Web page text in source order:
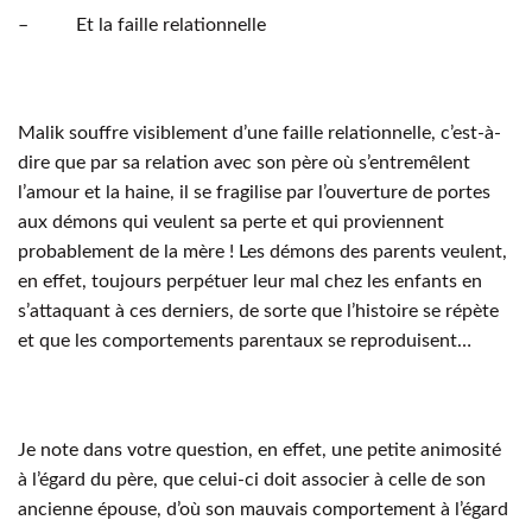
– Et la faille relationnelle
Malik souffre visiblement d’une faille relationnelle, c’est-à-
dire que par sa relation avec son père où s’entremêlent
l’amour et la haine, il se fragilise par l’ouverture de portes
aux démons qui veulent sa perte et qui proviennent
probablement de la mère ! Les démons des parents veulent,
en effet, toujours perpétuer leur mal chez les enfants en
s’attaquant à ces derniers, de sorte que l’histoire se répète
et que les comportements parentaux se reproduisent…
Je note dans votre question, en effet, une petite animosité
à l’égard du père, que celui-ci doit associer à celle de son
ancienne épouse, d’où son mauvais comportement à l’égard